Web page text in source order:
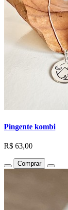
Pingente kombi
R$ 63,00
Comprar